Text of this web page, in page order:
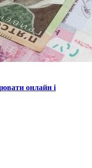
онлайн і